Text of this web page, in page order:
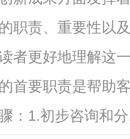
职责、重要性以
者更好地理解这
首要职责是帮助
：1.初步咨询和